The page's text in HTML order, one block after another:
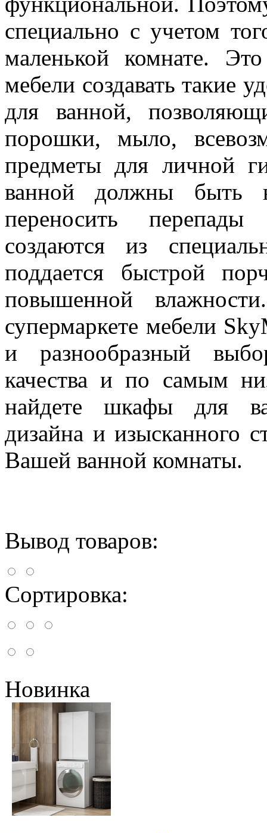
специально с учетом
маленькой комнате.
мебели создавать такие
для ванной,
порошки, мыло,
предметы для личной
ванной должны быть
переносить
создаются из
поддается быстрой
повышенной
супермаркете мебели
и разнообразный
качества и по самым
найдете шкафы для
дизайна и изысканного
Вашей ванной комнаты.
Вывод товаров:
Сортировка:
Новинка